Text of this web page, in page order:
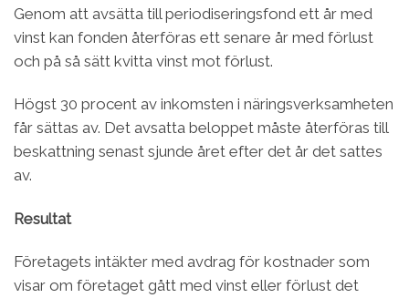
Genom att avsätta till periodiseringsfond ett år med
vinst kan fonden återföras ett senare år med förlust
och på så sätt kvitta vinst mot förlust.
Högst 30 procent av inkomsten i näringsverksamheten
får sättas av. Det avsatta beloppet måste återföras till
beskattning senast sjunde året efter det år det sattes
av.
Resultat
Företagets intäkter med avdrag för kostnader som
visar om företaget gått med vinst eller förlust det